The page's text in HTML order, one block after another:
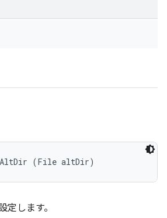
(File altDir)
定します。